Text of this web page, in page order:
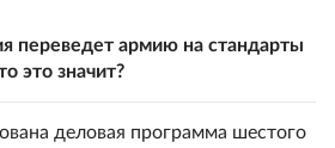
переведет армию на стандарты
это значит?
деловая программа шестого